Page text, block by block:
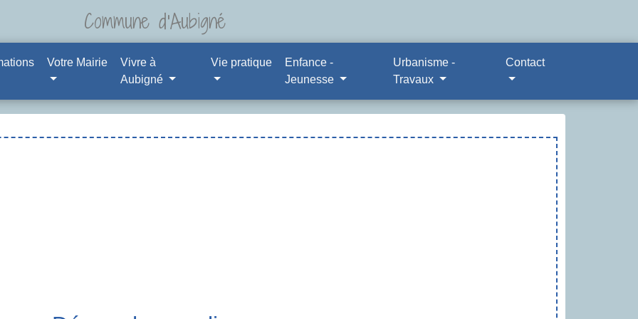
Commune d'Aubigné
Votre Mairie
Vivre à
Aubigné
Vie pratique
Enfance -
Jeunesse
Urbanisme -
Travaux
Contact